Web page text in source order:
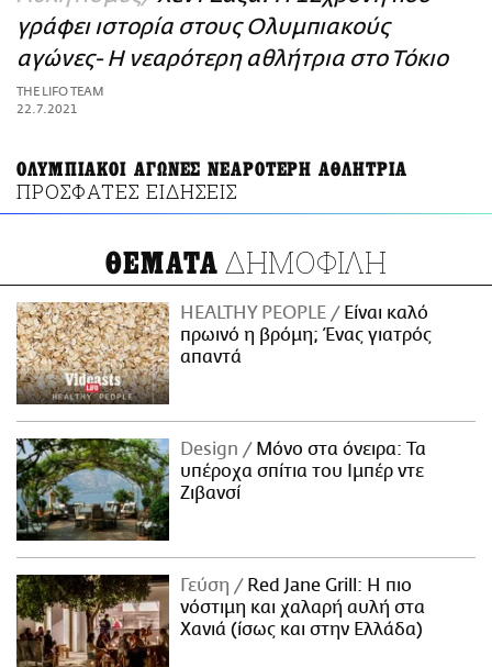
ΑΜΠΑ
PRINT
γράφει ιστορία στους Ολυμπιακούς
αγώνες- Η νεαρότερη αθλήτρια στο Τόκιο
THE LIFO TEAM
22.7.2021
ΟΛΥΜΠΙΑΚΟΙ ΑΓΩΝΕΣ ΝΕΑΡΟΤΕΡΗ ΑΘΛΗΤΡΙΑ
ΠΡΟΣΦΑΤΕΣ ΕΙΔΗΣΕΙΣ
ΘΕΜΑΤΑ ΔΗΜΟΦΙΛΗ
HEALTHY PEOPLE
Είναι καλό
πρωινό η βρόμη; Ένας γιατρός
απαντά
Design
Μόνο στα όνειρα: Τα
υπέροχα σπίτια του Ιμπέρ ντε
Ζιβανσί
Γεύση
Red Jane Grill: Η πιο
νόστιμη και χαλαρή αυλή στα
Χανιά (ίσως και στην Ελλάδα)